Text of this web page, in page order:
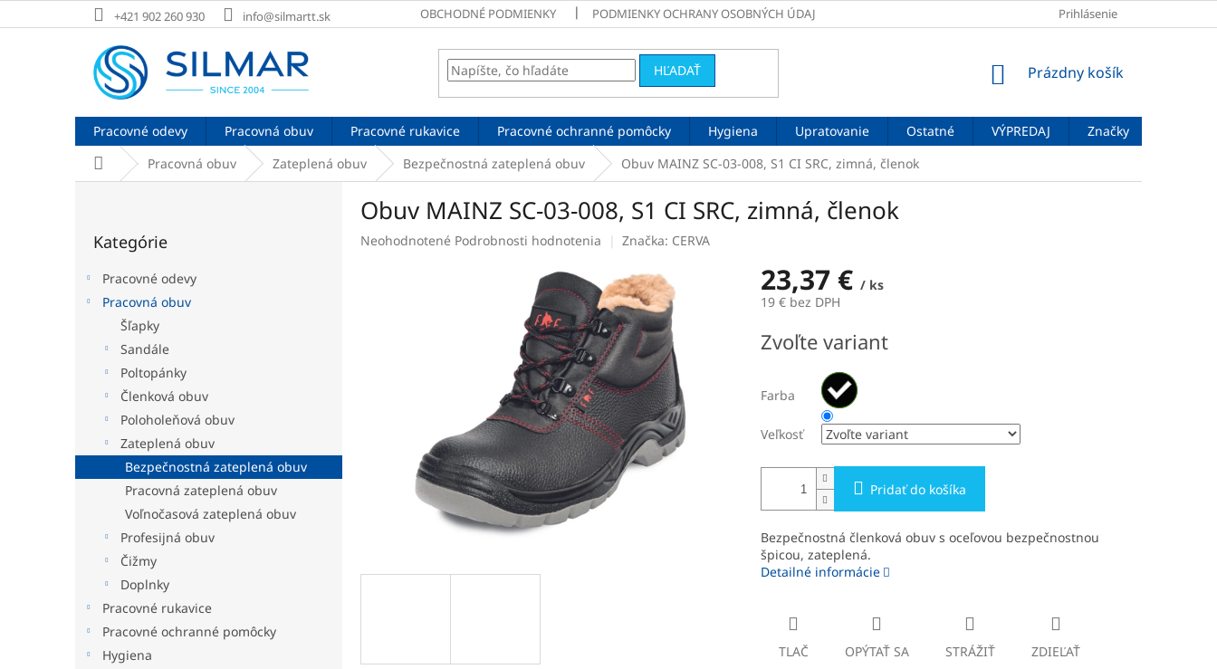
na
+421 902 260 930 info@silmartt.sk OBCHODNÉ PODMIENKY PODMIENKY OCHRANY OSOBNÝCH ÚDAJOV VEĽKOSTNÉ TABUĽKY
Prihlásenie
HĽADAŤ
NÁKUPNÝ
Prázdny košík
Pracovné odevy Pracovná obuv Pracovné rukavice Pracovné ochranné pomôcky Hygiena Upratovanie Ostatné VÝPREDAJ
Značky
DomovPracovná obuv Zateplená obuv Bezpečnostná zateplená obuv Obuv MAINZ SC-03-008, S1 CI SRC, zimná, členok
kategórie
Kategórie
Pracovné odevy
Pracovná obuv
Šľapky
Sandále
Poltopánky
Členková obuv
Poloholeňová obuv
Zateplená obuv
Bezpečnostná zateplená obuv
Pracovná zateplená obuv
Voľnočasová zateplená obuv
Profesijná obuv
Čižmy
Doplnky
Pracovné rukavice
Pracovné ochranné pomôcky
Hygiena
Obuv MAINZ SC-03-008, S1 CI SRC, zimná, členok
Priemerné
Neohodnotené Podrobnosti hodnotenia Značka: CERVA
23,37 € / ks
19 € bez DPH
cena:
Zvoľte variant
Farba
Veľkosť
Pridať do košíka
Bezpečnostná členková obuv s oceľovou bezpečnostnou
špicou, zateplená.
Detailné informácie
TLAČ OPÝTAŤ SA STRÁŽIŤ ZDIEĽAŤ